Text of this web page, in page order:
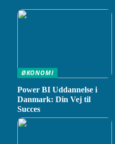
ØKONOMI
Power BI Uddannelse i
Danmark: Din Vej til
Succes